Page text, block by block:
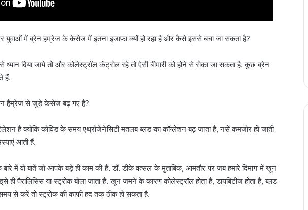
में ब्रेन हम्रेज के केसेज में इतना इजाफा क्यों हो रहा है और कैसे इससे बचा जा सकता है?
दिया जाये तो और कोलेस्ट्रॉल कंट्रोल रहे तो ऐसी बीमारी को होने से रोका जा सकता है. कुछ ब्रेन
हैं.
हैम्रेज से जुड़े केसेज बढ़ गए हैं?
है क्योंकि कोविड के समय एथ्रोजेनेसिटी मतलब ब्लड का कॉग्लेशन बढ़ जाता है, नसें कमजोर हो जाती
आती हैं.
में वो बातें जो आपके बड़े ही काम की हैं. डॉ. डीके वत्सल के मुताबिक, आमतौर पर जब हमारे दिमाग में खून
पैरालिसिस या स्ट्रोक बोला जाता है. खून जमने के कारण कोलेस्ट्रॉल होता है, डायबिटीज होता है, ब्लड
से करें तो स्ट्रोक की काफी हद तक ठीक हो सकता है.